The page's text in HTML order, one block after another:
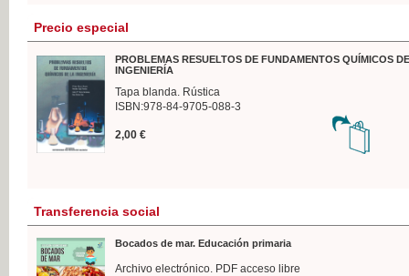
Precio especial
PROBLEMAS RESUELTOS DE FUNDAMENTOS QUÍMICOS
INGENIERÍA
Tapa blanda. Rústica
ISBN:978-84-9705-088-3
2,00 €
Transferencia social
Bocados de mar. Educación primaria
Archivo electrónico. PDF acceso libre